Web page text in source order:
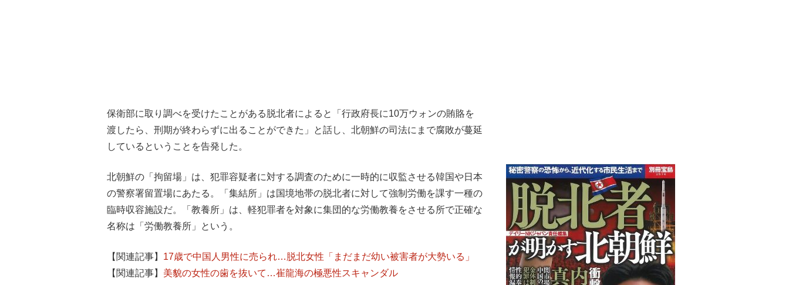
保衛部に取り調べを受けたことがある脱北者によると「行政府長に10万ウォンの賄賂を
渡したら、刑期が終わらずに出ることができた」と話し、北朝鮮の司法にまで腐敗が蔓延
しているということを告発した。
北朝鮮の「拘留場」は、犯罪容疑者に対する調査のために一時的に収監させる韓国や日本
の警察署留置場にあたる。「集結所」は国境地帯の脱北者に対して強制労働を課す一種の
臨時収容施設だ。「教養所」は、軽犯罪者を対象に集団的な労働教養をさせる所で正確な
名称は「労働教養所」という。
【関連記事】 17歳で中国人男性に売られ…脱北女性「まだまだ幼い被害者が大勢いる」
【関連記事】 美貌の女性の歯を抜いて…崔龍海の極悪性スキャンダル